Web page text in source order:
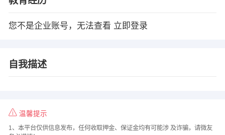
您不是企业账号，无法查看 立即登录
自我描述
温馨提示
1、本平台仅供信息发布，任何收取押金、保证金均有可能涉 及诈骗，请微友